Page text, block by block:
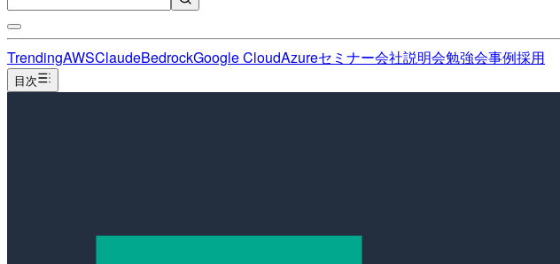
TrendingAWSClaudeBedrockGoogle CloudAzureセミナー会社説明会勉強会事例採用
目次